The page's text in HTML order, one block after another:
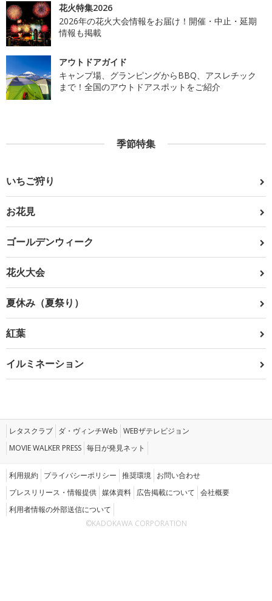
花火特集2026
2026年の花火大会情報をお届け！開催・中止・延期
情報も掲載
アウトドアガイド
キャンプ場、グランピングからBBQ、アスレチック
まで！全国のアウトドアスポットをご紹介
季節特集
いちご狩り
お花見
ゴールデンウィーク
花火大会
夏休み（夏祭り）
紅葉
イルミネーション
レタスクラブ ダ・ヴィンチWeb WEBザテレビジョン
MOVIE WALKER PRESS 毎日が発見ネット
利用規約 プライバシーポリシー 推奨環境 お問い合わせ
プレスリリース・情報提供 媒体資料 広告掲載について 会社概要
利用者情報の外部送信について
©KADOKAWA CORPORATION